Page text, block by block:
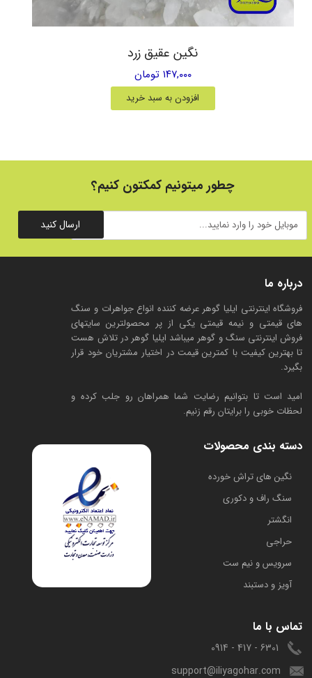
نگین عقیق زرد
۱۴۷,۰۰۰ تومان
افزودن به سبد خرید
درباره ما
فروشگاه اینترنتی ایلیا گوهر عرضه کننده انواع جواهرات و سنگ
های قیمتی و نیمه قیمتی یکی از پر محصولترین سایتهای
فروش اینترنتی سنگ و گوهر میباشد ایلیا گوهر در تلاش هست
تا بهترین کیفیت با کمترین قیمت در اختیار مشتریان خود قرار
بگیرد.
امید است تا بتوانیم رضایت شما همراهان رو جلب کرده و
لحظات خوبی را برایتان رقم زنیم.
دسته بندی محصولات
​نگین های تراش خورده
سنگ راف و دکوری
انگشتر
حراجی
سرویس و نیم ست
آویز و دستبند
تماس با ما
6301 - 417 - 0914
support@iliyagohar.com
چطور میتونیم کمکتون کنیم؟
ارسال کنید